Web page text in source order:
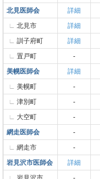
北見医師会
詳細
北見市
詳細
訓子府町
詳細
置戸町
-
美幌医師会
詳細
美幌町
-
津別町
-
大空町
-
網走医師会
-
網走市
-
岩見沢市医師会
詳細